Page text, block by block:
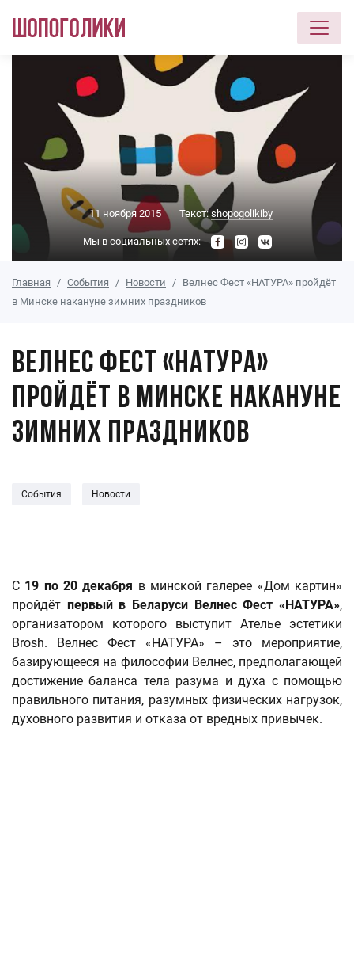
Перейти к основному содержанию
11 ноября 2015 Текст:shopogolikiby
Мы в социальных сетях:
Главная События Новости
Велнес Фест «НАТУРА» пройдёт
в Минске накануне зимних праздников
Велнес Фест «НАТУРА»
пройдёт в Минске накануне
зимних праздников
События Новости
С 19 по 20 декабря в минской галерее «Дом картин»
пройдёт первый в Беларуси Велнес Фест «НАТУРА»,
организатором которого выступит Ателье эстетики
Brosh. Велнес Фест «НАТУРА» – это мероприятие,
базирующееся на философии Велнес, предполагающей
достижение баланса тела разума и духа с помощью
правильного питания, разумных физических нагрузок,
духовного развития и отказа от вредных привычек.